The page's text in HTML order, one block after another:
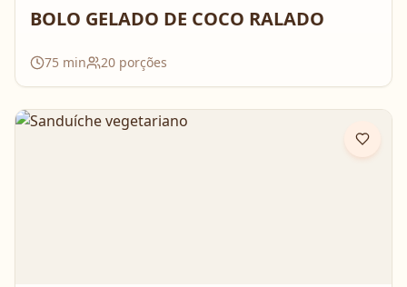
BOLO GELADO DE COCO RALADO
75 min 20 porções